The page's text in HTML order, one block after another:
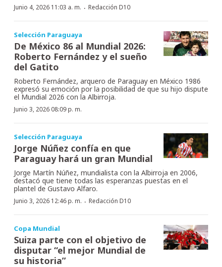
Junio 4, 2026 11:03 a. m. · Redacción D10
Selección Paraguaya
De México 86 al Mundial 2026:
Roberto Fernández y el sueño
del Gatito
Roberto Fernández, arquero de Paraguay en México 1986
expresó su emoción por la posibilidad de que su hijo dispute
el Mundial 2026 con la Albirroja.
Junio 3, 2026 08:09 p. m.
Selección Paraguaya
Jorge Núñez confía en que
Paraguay hará un gran Mundial
Jorge Martín Núñez, mundialista con la Albirroja en 2006,
destacó que tiene todas las esperanzas puestas en el
plantel de Gustavo Alfaro.
Junio 3, 2026 12:46 p. m. · Redacción D10
Copa Mundial
Suiza parte con el objetivo de
disputar “el mejor Mundial de
su historia”